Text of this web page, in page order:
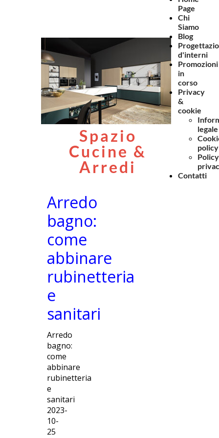
Arredo
bagno:
come
abbinare
rubinetteria
e
sanitari
Arredo
bagno:
come
abbinare
rubinetteria
e
sanitari
2023-
10-
25
Spazio
Cucine &
Arredi
Page
Chi
Siamo
Blog
d'interni
Promozioni
in
corso
Privacy
&
cookie
legale
policy
Policy
Contatti